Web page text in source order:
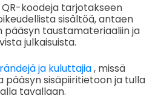
koodeja tarjotakseen
sisältöä, antaen
pääsyn taustamateriaaliin ja
julkaisuista.
ja kuluttajia, missä
pääsyn sisäpiiritietoon ja tulla
tavallaan.